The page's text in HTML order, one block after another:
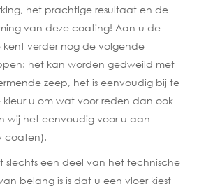
het prachtige resultaat en de
van deze coating! Aan u de
kent verder nog de volgende
het kan worden gedweild met
zeep, het is eenvoudig bij te
u om wat voor reden dan ook
wij het eenvoudig voor u aan
coaten).
slechts een deel van het technische
belang is is dat u een vloer kiest